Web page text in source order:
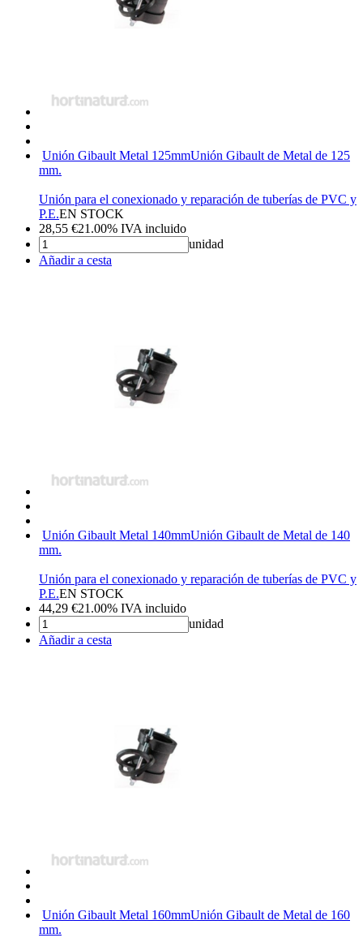
Unión Gibault Metal 125mmUnión Gibault de Metal de 125
mm.
Unión para el conexionado y reparación de tuberías de PVC y
P.E.EN STOCK
28,55 €21.00% IVA incluido
unidad
Añadir a cesta
Unión Gibault Metal 140mmUnión Gibault de Metal de 140
mm.
Unión para el conexionado y reparación de tuberías de PVC y
P.E.EN STOCK
44,29 €21.00% IVA incluido
unidad
Añadir a cesta
Unión Gibault Metal 160mmUnión Gibault de Metal de 160
mm.